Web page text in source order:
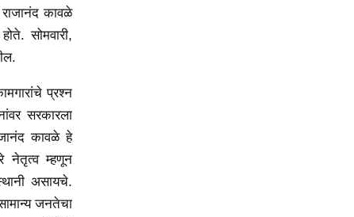
कावळे
सोमवारी,
प्रश्न
सरकारला
कावळे हे
नेतृत्व म्हणून
असायचे.
जनतेचा